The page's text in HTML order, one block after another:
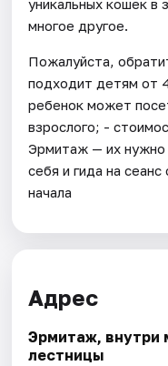
уникальных кошек в
многое другое.
Пожалуйста,
подходит детям от
ребенок может
взрослого; -
Эрмитаж — их нужно
себя и гида на
начала
Адрес
Эрмитаж, внутри
лестницы